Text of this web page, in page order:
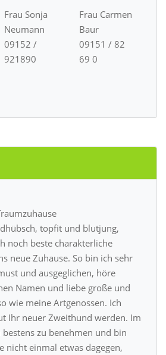
Frau Sonja
Neumann
09152 /
921890
Frau Carmen
Baur
09151 / 82
69 0
topfit und blutjung,
noch beste charakterliche
neue Zuhause. So bin ich sehr
und ausgeglichen, höre
Namen und liebe große und
wie meine Artgenossen. Ich
Ihr neuer Zweithund werden. Im
zu benehmen und bin
nicht einmal etwas dagegen,